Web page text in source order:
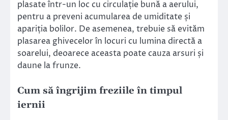
plasate într-un loc cu circulație bună a aerului,
pentru a preveni acumularea de umiditate și
apariția bolilor. De asemenea, trebuie să evităm
plasarea ghivecelor în locuri cu lumina directă a
soarelui, deoarece aceasta poate cauza arsuri și
daune la frunze.
Cum să îngrijim freziile în timpul
iernii